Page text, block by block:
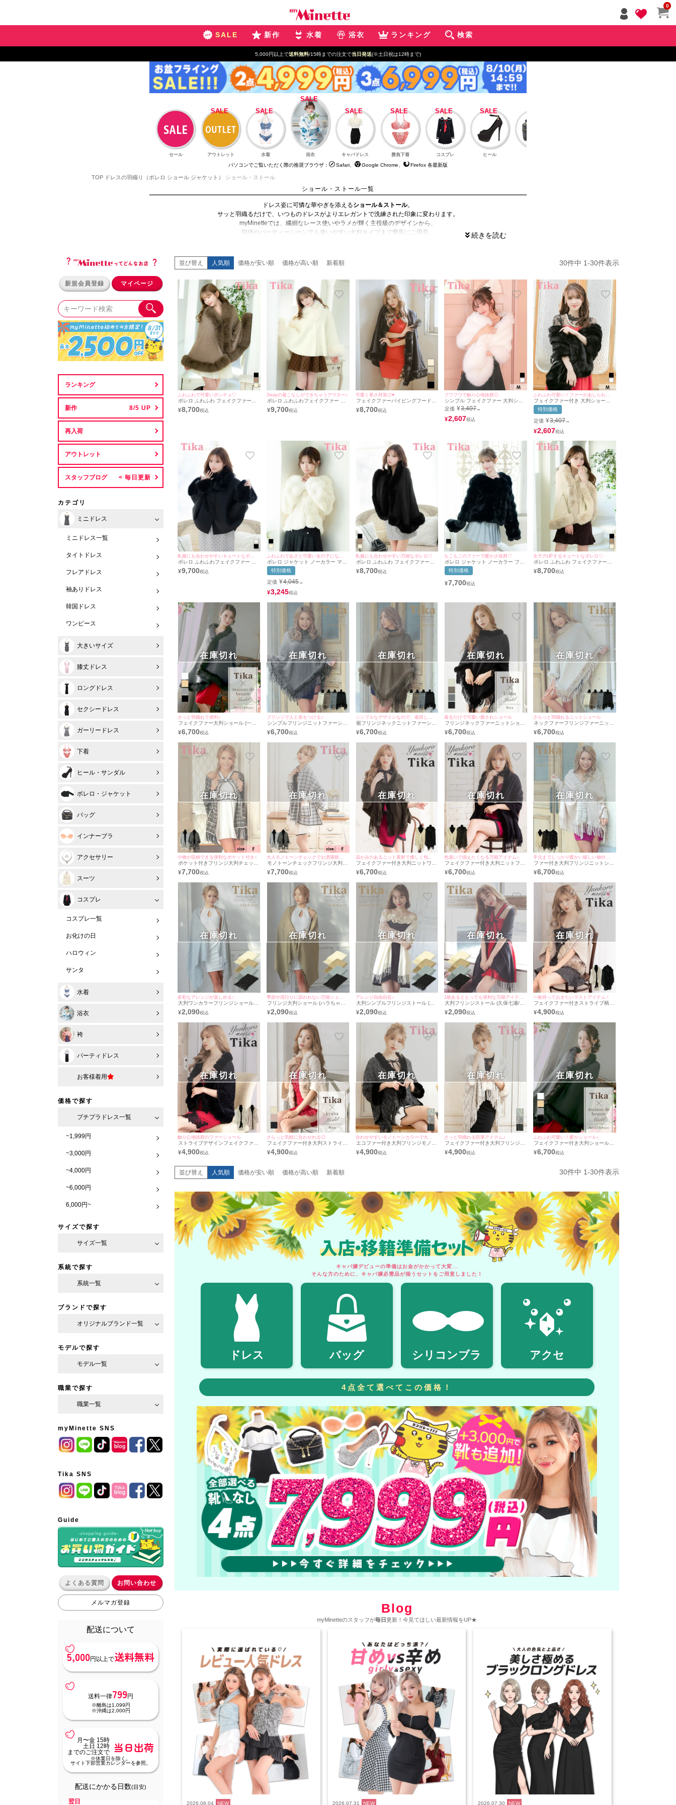
0
SALE 新作 水着 浴衣 ランキング 検索
5,000円以上で送料無料/15時までの注文で当日発送(※土日祝は12時まで)
セール アウトレット 水着 浴衣 キャバドレス 勝負下着 コスプレ ヒール
パソコンでご覧いただく際の推奨ブラウザ： Safari、 Google Chrome、 Firefox 各最新版
TOP ドレスの羽織り（ボレロ ショール ジャケット） ショール・ストール
ショール・ストール一覧
ドレス姿に可憐な華やぎを添えるショール＆ストール。
サッと羽織るだけで、いつものドレスがよりエレガントで洗練された印象に変わります。
myMinetteでは、繊細なレース使いやラメが輝く主役級のデザインから、
同伴やパーティーシーンでも使いやすい大判タイプまで豊富にご用意。
透け感のあるシフォンやレース素材なら、重たくならずに色っぽく体型カバーが可能です。
絶妙な落ち感で肩周りを華奢に見せ、どの角度から見ても隙のない美ラインを演出します。
同伴から結婚式まで着回し自在
派手すぎず上品な輝きのストールは、夜のお仕事だけでなく結婚式や二次会にも大活躍。
昼間の同伴では清楚なお姉様スタイルとして、店外でも浮かない品格をプラスしてくれます。
1枚持っておくだけで、急なパーティーのお誘いやイベント時にも困りません。
アレンジ次第で印象をチェンジ
前で結んでボレロ風にしたり、さらりと肩にかけて大人っぽく流したり。
ラメ入りの生地は店内の照明に映え、お顔周りをパッと明るく華やかに見せてくれます。
シワになりにくい素材を選べば、バッグに忍ばせておくだけで即座に対応できる万能アイテムです。
新規会員登録 マイページ
ランキング
新作
再入荷
アウトレット
スタッフブログ
カテゴリ
ミニドレス
ミニドレス一覧
タイトドレス
フレアドレス
袖ありドレス
韓国ドレス
ワンピース
大きいサイズ
膝丈ドレス
ロングドレス
セクシードレス
ガーリードレス
下着
ヒール・サンダル
ボレロ・ジャケット
バッグ
インナーブラ
アクセサリー
スーツ
コスプレ
コスプレ一覧
お化けの日
ハロウィン
サンタ
水着
浴衣
袴
パーティドレス
お客様着用
価格で探す
プチプラドレス一覧
~1,999円
~3,000円
~4,000円
~6,000円
6,000円~
サイズで探す
サイズ一覧
系統で探す
系統一覧
ブランドで探す
オリジナルブランド一覧
モデルで探す
モデル一覧
職業で探す
職業一覧
myMinette SNS
Tika SNS
Guide
よくある質問 お問い合わせ
メルマガ登録
配送について
5,000円以上で送料無料
送料一律799円
※離島は1,099円
※沖縄は2,000円
月〜金 15時
土日 12時
までのご注文で
当日出荷
※休業日を除く。
サイト下部営業カレンダーを参照。
配送にかかる日数(目安)
翌日
並び替え 人気順 価格が安い順 価格が高い順 新着順 30件中 1-30件表示
ふわふわで可愛いポンチョ♡
ボレロ ふわふわ フェイクファー付
き ニット ポンチョ (若林萌々/羽織
り着用) [Tika/ティカ]
¥8,700
2wayの着こなしができちゃうアウター♪
ボレロ ふわふわフェイクファー テ
ィペット 2Way ポンチョ (若林萌々/
羽織り着用) [Tika/ティカ]
¥9,700
可愛く寒さ対策◎♥
フェイクファーパイピングフード付
きケープ大判ショール (せいせい/羽
織り着用)
¥8,700
フワフワで触り心地抜群◎
シンプル フェイクファー 大判ショ
ール (黒嵜菜々子/羽織り着用)
定価 ¥3,407→
¥2,607
フェイクファー付き 大判ショール
(ゆめ/羽織り着用)
特別価格
定価 ¥3,407→
¥2,607
ボレロ ふわふわフェイクファー テ
ィペット 2Way ワンカラー ポンチ
ョ (聖菜/羽織り着用) [Tika/ティカ]
¥9,700
ボレロ ジャケット ノーカラー マシ
ュマロ フェイクファー ショート丈
長袖 体型カバー 羽織り (聖菜着用)
[rr-bl2295a] [Tika/ティカ]
特別価格
定価 ¥4,045→
¥3,245
私服にも合わせやすい万能なボレロ♡
ボレロ ふわふわ フェイクファー付
き ニット ワンカラー ポンチョ (聖
菜/羽織り着用) [Tika/ティカ]
¥8,700
もこもこのファーで暖かさ抜群♡
ボレロ ジャケット ノーカラー フェ
イクファー ショート丈 長袖 体型カ
バー 羽織り (若林萌々着用) [Tika/テ
特別価格
¥7,700
女子力UPするキュートなボレロ♡
ボレロ ふわふわ フェイクファー付
き ニット ポンチョ (黒崎みさ/羽織
り着用) [Tika/ティカ]
¥8,700
さっと羽織れて便利♪
フェイクファー大判ショール (一条
響/羽織り着用)
¥6,700
在庫切れ
フリンジで人と差をつける♪
シンプルフリンジニットファーショ
ール (ハラちゃん/羽織り着用)
¥6,700
在庫切れ
裾フリンジネックニットファーショ
ール (ハラちゃん/羽織り着用)
¥6,700
在庫切れ
着るだけで可愛い愛されショール
フリンジネックファーニットショー
ル (みゆう/羽織り着用)
¥6,700
在庫切れ
さらっと羽織れるニットショール
ネックファーフリンジファーニット
ショール (ハラちゃん/羽織り着用)
¥6,700
在庫切れ
小物が収納できる便利なポケット付き♪
ポケット付きフリンジ大判チェック
ニットショール (ハラちゃん/羽織り
着用)
¥7,700
在庫切れ
大人モノトーンチェックでお洒落映え抜群!♪
モノトーンチェックフリンジ大判ニ
ットショール (ゆんころ/羽織り着用)
¥7,700
在庫切れ
フェイクファー付き大判ニットワン
カラーフリンジショール (ゆんころ/
羽織り着用)
¥6,700
在庫切れ
色違いで揃えたくなる万能アイテム♪
フェイクファー付き大判ニットフリ
ンジショール (ゆんころ/羽織り着用)
¥6,700
在庫切れ
ファー付き大判フリンジニットショ
ール (ハラちゃん/羽織り着用)
¥6,700
在庫切れ
多彩なアレンジが楽しめる♪
大判ワンカラーフリンジショール
(ハラちゃん/羽織り着用)
¥2,090
在庫切れ
フリンジ大判ショール (ハラちゃん/
羽織り着用)
¥2,090
在庫切れ
アレンジ自由自在♪
大判シンプルフリンジストール (久
保七瀬/羽織り着用)
¥2,090
在庫切れ
大判フリンジストール (久保七瀬/羽
織り着用)
¥2,090
在庫切れ
一枚持っておきたいマストアイテム！
フェイクファー付きストライプ柄大
判ニットショール (ゆんころ/羽織り
着用)
¥4,900
在庫切れ
触り心地抜群のファーショール
ストライプデザインフェイクファー
付き大判ニットショール (ゆんころ/
羽織り着用)
¥4,900
在庫切れ
さらっと気軽に合わせれる◎
フェイクファー付き大判ストライプ
デザインニットショール (みゆう/羽
織り着用)
¥4,900
在庫切れ
合わせやすいモノトーンカラーで大人感UP♪
エコファー付き大判フリンジモノト
ーンショール (ゆんころ/羽織り着用)
¥4,900
在庫切れ
さっと羽織れる防寒アイテム♪
フェイクファー付き大判フリンジニ
ットショール (ゆんころ/羽織り着用)
¥4,900
在庫切れ
ふわふわ可愛い！暖かショール♪
フェイクファー付き大判ショール
(一条響/羽織り着用)
¥6,700
在庫切れ
並び替え 人気順 価格が安い順 価格が高い順 新着順 30件中 1-30件表示
入店・移籍準備セット
キャバ嬢デビューの準備はお金がかかって大変...
そんな方のために、キャバ嬢必需品が揃うセットをご用意しました！
ドレス バッグ シリコンブラ アクセ
4点全て選べてこの価格！
Blog
myMinetteのスタッフが毎日更新！今見てほしい最新情報をUP★
2026.08.04 NEW 2026.07.31 NEW 2026.07.30 NEW
ジト
ップ